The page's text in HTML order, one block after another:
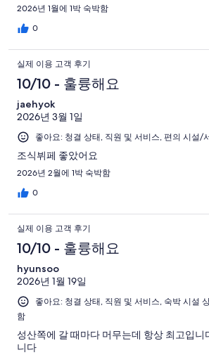
262026년 1월에 1박 숙박함
0
실제 이용 고객 후기
10/10 - 훌륭해요
jaehyok
2026년 3월 1일
좋아요: 청결 상태, 직원 및 서비스, 편의 시설/
조식뷔페 좋았어요
2026년 2월에 1박 숙박함
0
실제 이용 고객 후기
10/10 - 훌륭해요
hyunsoo
2026년 1월 19일
좋아요: 청결 상태, 직원 및 서비스, 숙박 시설
함
성산쪽에 갈 때마다 머무는데 항상 최고입니
니다